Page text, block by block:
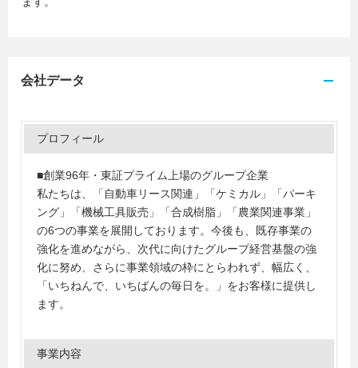
会社データ
プロフィール
■創業96年・東証プライム上場のグループ企業
私たちは、「自動車リース関連」「ケミカル」「パーキ
ング」「機械工具販売」「合成樹脂」「農業関連事業」
の6つの事業を展開しております。今後も、既存事業の
強化を進めながら、次代に向けたグループ経営基盤の強
化に努め、さらに事業領域の枠にとらわれず、幅広く、
「いちねんで、いちばんの毎日を。」をお客様に提供し
ます。
事業内容